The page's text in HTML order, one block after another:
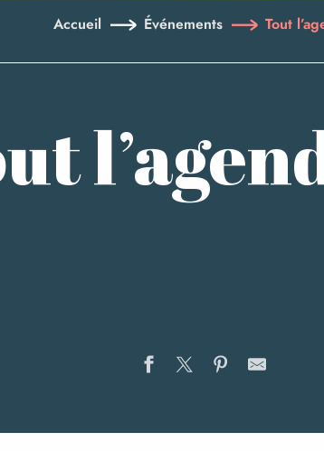
Accueil Événements Tout